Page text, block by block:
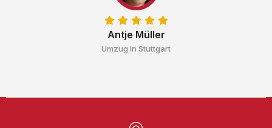
Antje Müller
Umzug in Stuttgart